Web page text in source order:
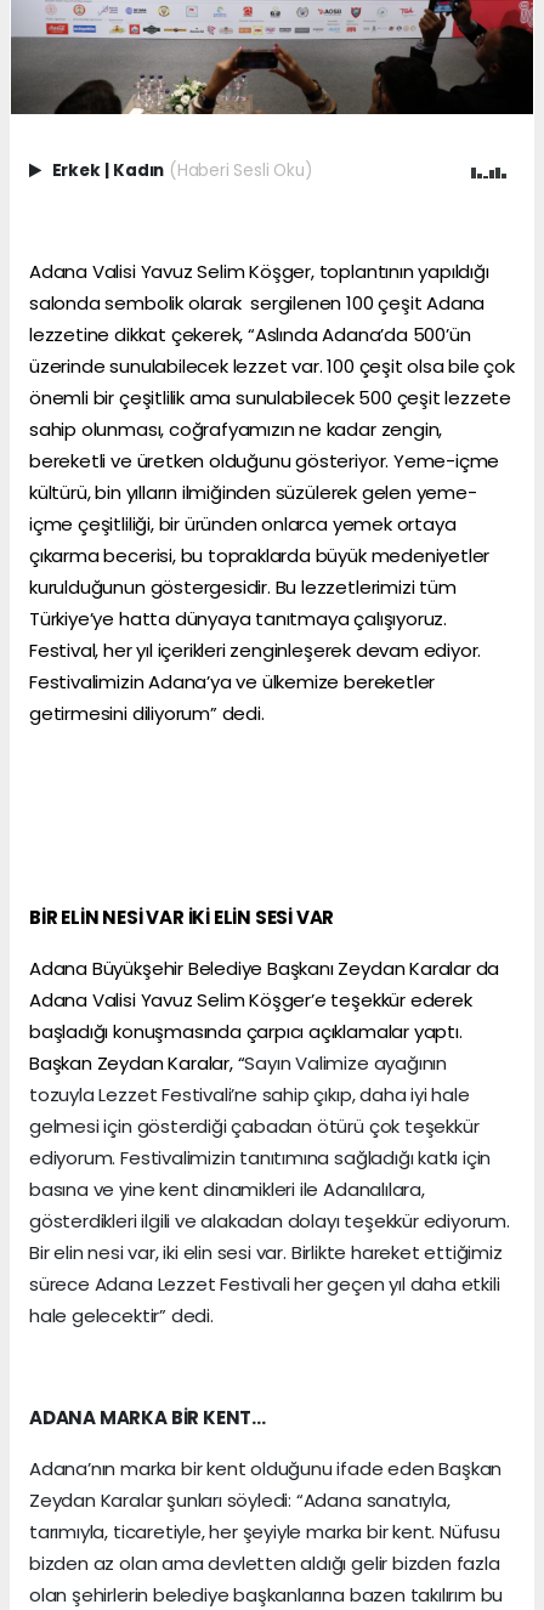
Erkek Kadın (Haberi Sesli Oku)
Adana Valisi Yavuz Selim Köşger, toplantının yapıldığı
salonda sembolik olarak sergilenen 100 çeşit Adana
lezzetine dikkat çekerek, “Aslında Adana’da 500’ün
üzerinde sunulabilecek lezzet var. 100 çeşit olsa bile çok
önemli bir çeşitlilik ama sunulabilecek 500 çeşit lezzete
sahip olunması, coğrafyamızın ne kadar zengin,
bereketli ve üretken olduğunu gösteriyor. Yeme-içme
kültürü, bin yılların ilmiğinden süzülerek gelen yeme-
içme çeşitliliği, bir üründen onlarca yemek ortaya
çıkarma becerisi, bu topraklarda büyük medeniyetler
kurulduğunun göstergesidir. Bu lezzetlerimizi tüm
Türkiye’ye hatta dünyaya tanıtmaya çalışıyoruz.
Festival, her yıl içerikleri zenginleşerek devam ediyor.
Festivalimizin Adana’ya ve ülkemize bereketler
getirmesini diliyorum” dedi.
BİR ELİN NESİ VAR İKİ ELİN SESİ VAR
Adana Büyükşehir Belediye Başkanı Zeydan Karalar da
Adana Valisi Yavuz Selim Köşger’e teşekkür ederek
başladığı konuşmasında çarpıcı açıklamalar yaptı.
Başkan Zeydan Karalar, “Sayın Valimize ayağının
tozuyla Lezzet Festivali’ne sahip çıkıp, daha iyi hale
gelmesi için gösterdiği çabadan ötürü çok teşekkür
ediyorum. Festivalimizin tanıtımına sağladığı katkı için
basına ve yine kent dinamikleri ile Adanalılara,
gösterdikleri ilgili ve alakadan dolayı teşekkür ediyorum.
Bir elin nesi var, iki elin sesi var. Birlikte hareket ettiğimiz
sürece Adana Lezzet Festivali her geçen yıl daha etkili
hale gelecektir” dedi.
ADANA MARKA BİR KENT…
Adana’nın marka bir kent olduğunu ifade eden Başkan
Zeydan Karalar şunları söyledi: “Adana sanatıyla,
tarımıyla, ticaretiyle, her şeyiyle marka bir kent. Nüfusu
bizden az olan ama devletten aldığı gelir bizden fazla
olan şehirlerin belediye başkanlarına bazen takılırım bu